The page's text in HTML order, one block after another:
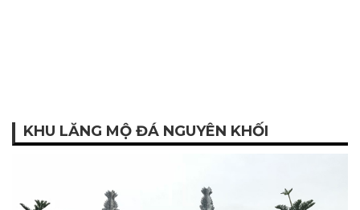
KHU LĂNG MỘ ĐÁ NGUYÊN KHỐI